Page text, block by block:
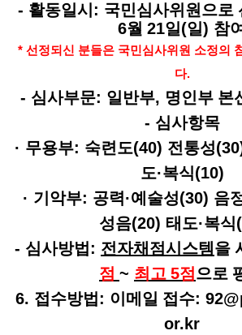
- 활동일시 : 국민심사위원으로
6월 21일 (일) 참여
* 선정되신 분들은 국민심사위원 소정의
다.
- 심사부문: 일반부, 명인부 본
- 심사항목
· 무용부: 숙련도(40) 전통성
도·복식(10)
· 기악부: 공력·예술성(30) 음
성음(20) 태도·복식
- 심사방법 : 전자채점시스템을
점 ~ 최고 5점으로
6. 접수방법 : 이메일 접수:
or.kr